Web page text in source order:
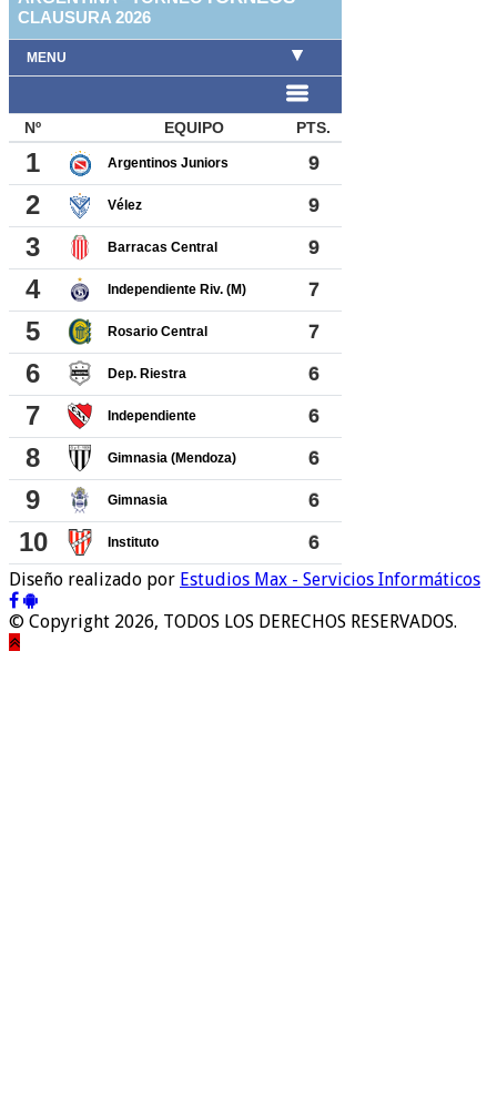
Diseño realizado por Estudios Max - Servicios Informáticos
© Copyright 2026, TODOS LOS DERECHOS RESERVADOS.